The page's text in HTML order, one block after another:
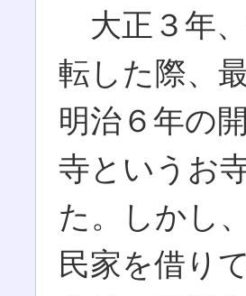
大正３年
転した際、
明治６年の
寺というお
た。しかし
民家を借り